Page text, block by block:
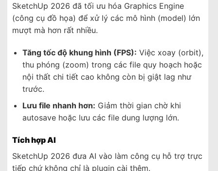
SketchUp 2026 đã tối ưu hóa Graphics Engine
(công cụ đồ họa) để xử lý các mô hình (model) lớn
mượt mà hơn rất nhiều.
Tăng tốc độ khung hình (FPS): Việc xoay (orbit),
thu phóng (zoom) trong các file quy hoạch hoặc
nội thất chi tiết cao không còn bị giật lag như
trước.
Lưu file nhanh hơn: Giảm thời gian chờ khi
autosave hoặc lưu các file dung lượng lớn.
Tích hợp AI
SketchUp 2026 đưa AI vào làm công cụ hỗ trợ trực
tiếp chứ không chỉ là plugin cài thêm.